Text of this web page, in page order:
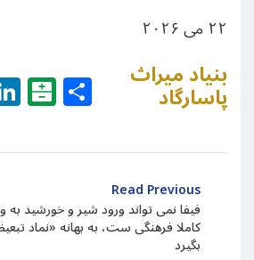
۲۲ می ۲۰۲۶
LinkedIn
Balatarin
Share
بنیاد میراث
پاسارگاد
Read Previous
فیفا نمی تواند ورود شیر و خورشید به
کاملا فرهنگی ست، به بهانه «نماد
بگیرد